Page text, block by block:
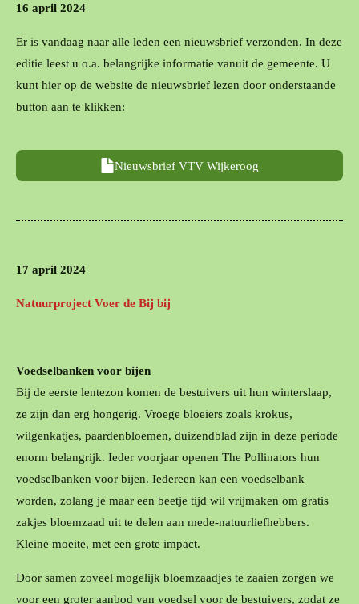
16 april 2024
Er is vandaag naar alle leden een nieuwsbrief verzonden. In deze
editie leest u o.a. belangrijke informatie vanuit de gemeente. U
kunt hier op de website de nieuwsbrief lezen door onderstaande
button aan te klikken:
Nieuwsbrief VTV Wijkeroog
17 april 2024
Natuurproject Voer de Bij bij
Voedselbanken voor bijen
Bij de eerste lentezon komen de bestuivers uit hun winterslaap,
ze zijn dan erg hongerig. Vroege bloeiers zoals krokus,
wilgenkatjes, paardenbloemen, duizendblad zijn in deze periode
enorm belangrijk. Ieder voorjaar openen The Pollinators hun
voedselbanken voor bijen. Iedereen kan een voedselbank
worden, zolang je maar een beetje tijd wil vrijmaken om gratis
zakjes bloemzaad uit te delen aan mede-natuurliefhebbers.
Kleine moeite, met een grote impact.
Door samen zoveel mogelijk bloemzaadjes te zaaien zorgen we
voor een groter aanbod van voedsel voor de bestuivers, zodat ze